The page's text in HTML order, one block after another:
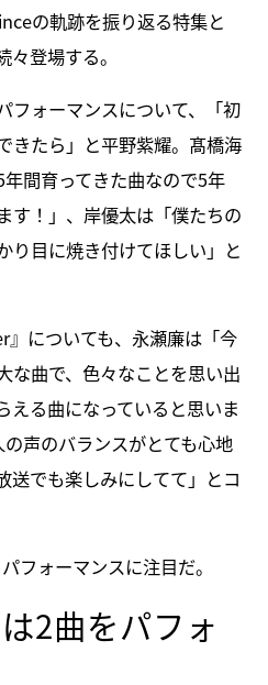
の軌跡を振り返る特集と
登場する。
フォーマンスについて、「初
きたら」と平野紫耀。髙橋海
間育ってきた曲なので5年
す！」、岸優太は「僕たちの
り目に焼き付けてほしい」と
についても、永瀬廉は「今
な曲で、色々なことを思い出
える曲になっていると思いま
声のバランスがとても心地
送でも楽しみにしてて」とコ
フォーマンスに注目だ。
2曲をパフォ